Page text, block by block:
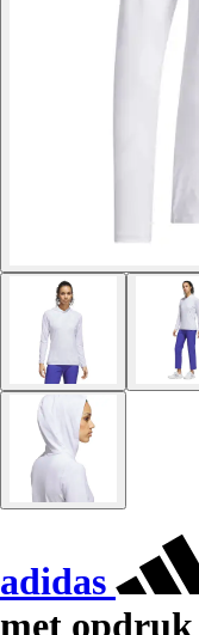
adidas
met